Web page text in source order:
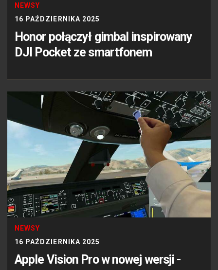
NEWSY
16 PAŹDZIERNIKA 2025
Honor połączył gimbal inspirowany
DJI Pocket ze smartfonem
NEWSY
16 PAŹDZIERNIKA 2025
Apple Vision Pro w nowej wersji -